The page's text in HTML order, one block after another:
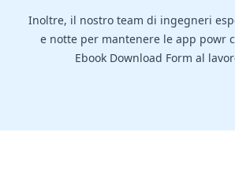
Inoltre, il nostro team di ingegneri
e notte per mantenere le app powr
Ebook Download Form al